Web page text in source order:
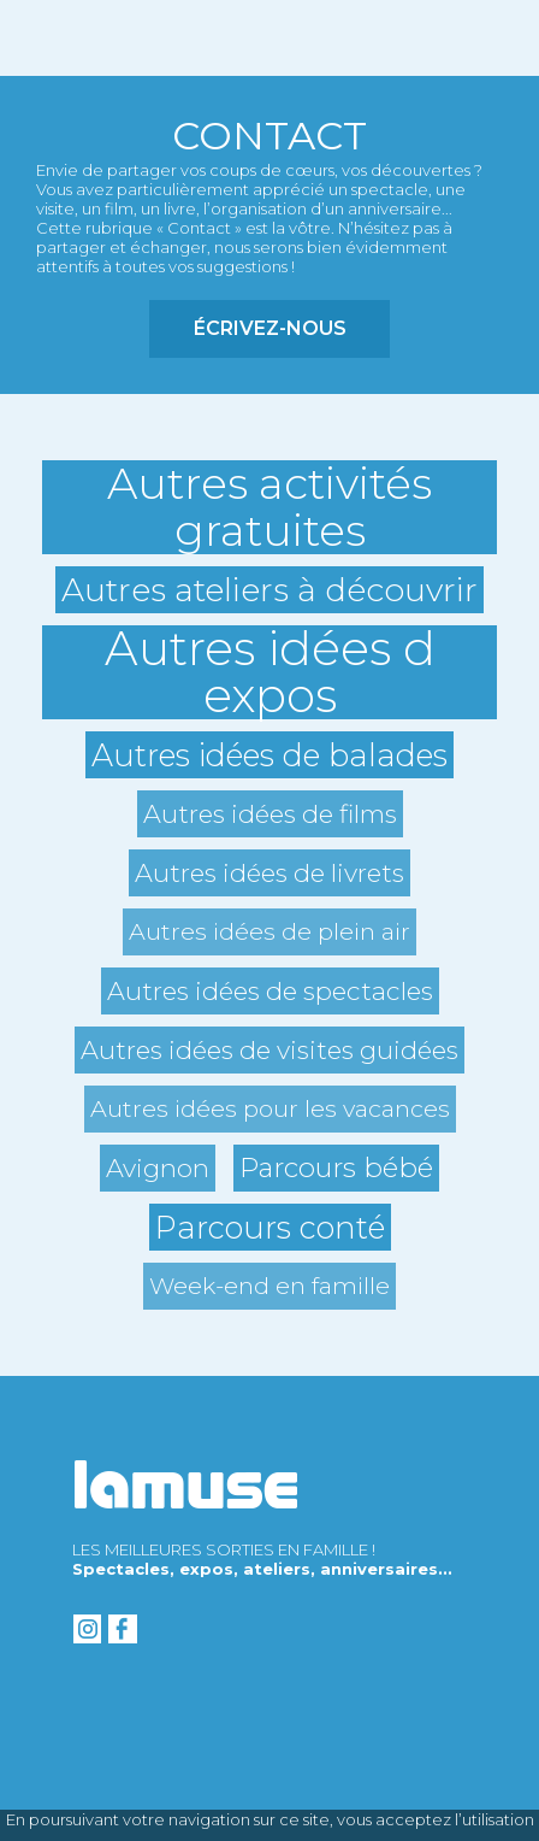
CONTACT
Envie de partager vos coups de cœurs, vos découvertes ?
Vous avez particulièrement apprécié un spectacle, une
visite, un film, un livre, l’organisation d’un anniversaire...
Cette rubrique « Contact » est la vôtre. N’hésitez pas à
partager et échanger, nous serons bien évidemment
attentifs à toutes vos suggestions !
ÉCRIVEZ-NOUS
Autres activités
gratuites
Autres ateliers à découvrir
Autres idées d
expos
Autres idées de balades
Autres idées de films
Autres idées de livrets
Autres idées de plein air
Autres idées de spectacles
Autres idées de visites guidées
Autres idées pour les vacances
Avignon Parcours bébé
Parcours conté
Week-end en famille
LES MEILLEURES SORTIES EN FAMILLE !
Spectacles, expos, ateliers, anniversaires...
En poursuivant votre navigation sur ce site, vous acceptez l’utilisation